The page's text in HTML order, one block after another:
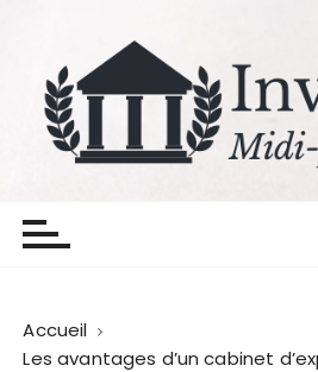
Invest in
Accueil
Les avantages d’un cabinet